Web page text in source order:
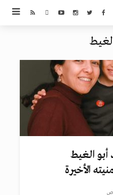
الغيط
الأخيرة